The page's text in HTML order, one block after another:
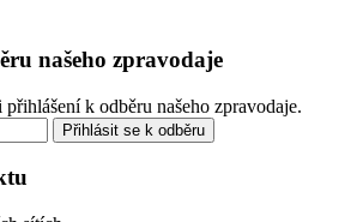
našeho zpravodaje
k odběru našeho zpravodaje.
Přihlásit se k odběru